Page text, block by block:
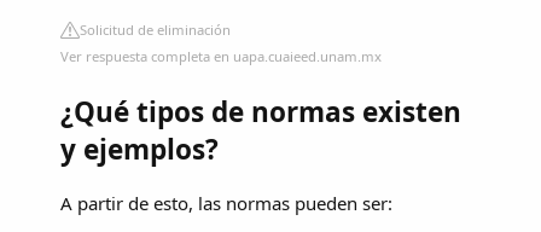
Solicitud de eliminación
Ver respuesta completa en uapa.cuaieed.unam.mx
¿Qué tipos de normas existen
y ejemplos?
A partir de esto, las normas pueden ser: